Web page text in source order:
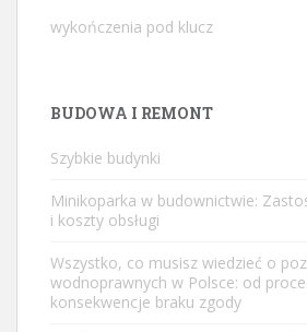
wykończenia pod klucz
BUDOWA I REMONT
Szybkie budynki
Minikoparka w budownictwie:
i koszty obsługi
Wszystko, co musisz wiedzieć o
wodnoprawnych w Polsce: od
konsekwencje braku zgody